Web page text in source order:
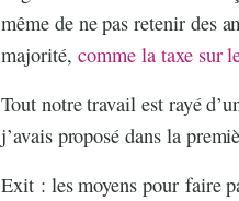
même de ne pas retenir des
majorité,comme la taxe sur
Tout notre travail est rayé
j’avais proposé dans la
Exit : les moyens pour faire